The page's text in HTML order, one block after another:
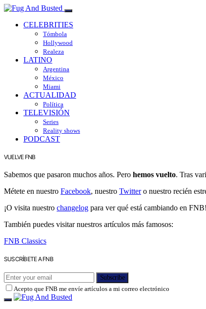
CELEBRITIES
Tómbola
Hollywood
Realeza
LATINO
Argentina
México
Miami
ACTUALIDAD
Política
TELEVISIÓN
Series
Reality shows
PODCAST
VUELVE FNB
Sabemos que pasaron muchos años. Pero hemos vuelto. Tras
Métete en nuestro Facebook, nuestro Twittero nuestro recién
¡O visita nuestro changelog para ver qué está cambiando en FNB!
También puedes visitar nuestros artículos más famosos:
FNB Classics
SUSCRÍBETE A FNB
Subscribe
Acepto que FNB me envíe artículos a mi correo electrónico